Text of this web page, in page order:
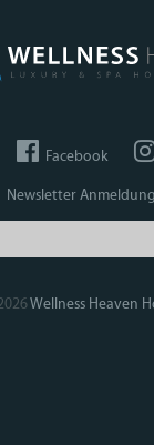
Facebook
Newsletter
Wellness Heaven